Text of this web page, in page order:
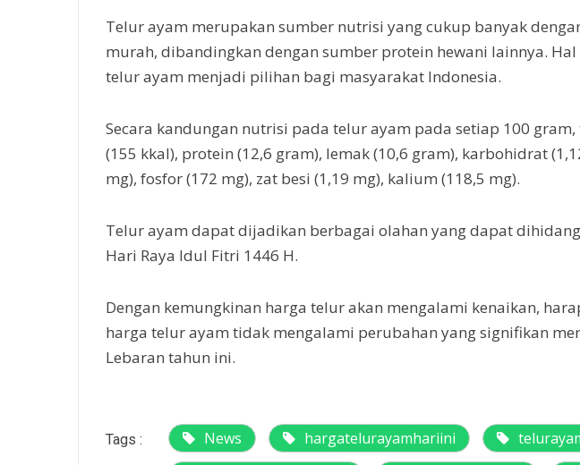
Telur ayam merupakan sumber nutrisi yang cukup banyak
murah, dibandingkan dengan sumber protein hewani lainnya.
telur ayam menjadi pilihan bagi masyarakat Indonesia.
Secara kandungan nutrisi pada telur ayam pada setiap 100
(155 kkal), protein (12,6 gram), lemak (10,6 gram), karbohidrat
mg), fosfor (172 mg), zat besi (1,19 mg), kalium (118,5 mg).
Telur ayam dapat dijadikan berbagai olahan yang dapat
Hari Raya Idul Fitri 1446 H.
Dengan kemungkinan harga telur akan mengalami kenaikan,
harga telur ayam tidak mengalami perubahan yang signifikan
Lebaran tahun ini.
Tags : News hargatelurayamhariini